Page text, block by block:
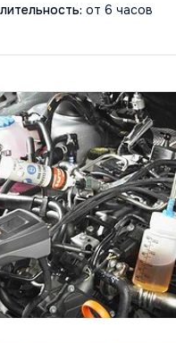
от 6 часов